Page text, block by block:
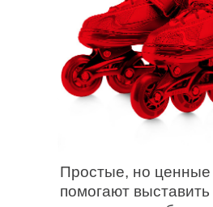
Простые, но ценные
помогают выставить